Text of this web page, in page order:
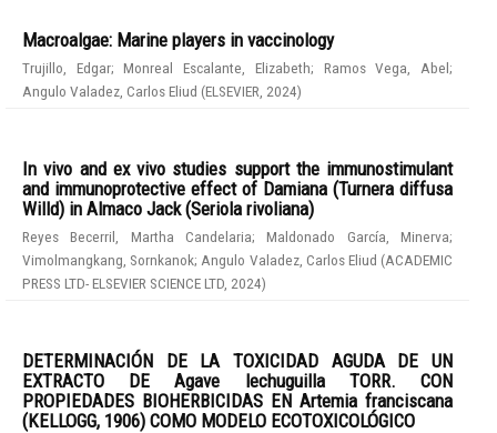
Macroalgae: Marine players in vaccinology
Trujillo, Edgar;Monreal Escalante, Elizabeth; Ramos Vega, Abel;
Angulo Valadez, Carlos Eliud (ELSEVIER 2024)
In vivo and ex vivo studies support the immunostimulant
and immunoprotective effect of Damiana (Turnera diffusa
Willd) in Almaco Jack (Seriola rivoliana)
Reyes Becerril, Martha Candelaria;Maldonado García, Minerva;
Vimolmangkang, Sornkanok; Angulo Valadez, Carlos Eliud (ACADEMIC
PRESS LTD- ELSEVIER SCIENCE LTD 2024)
DETERMINACIÓN DE LA TOXICIDAD AGUDA DE UN
EXTRACTO DE Agave lechuguilla TORR. CON
PROPIEDADES BIOHERBICIDAS EN Artemia franciscana
(KELLOGG, 1906) COMO MODELO ECOTOXICOLÓGICO